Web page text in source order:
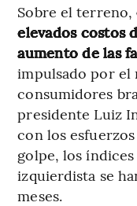
Sobre el terreno,
elevados costos
aumento de las
impulsado por el
consumidores
presidente Luiz
con los
golpe, los
izquierdista se
meses.